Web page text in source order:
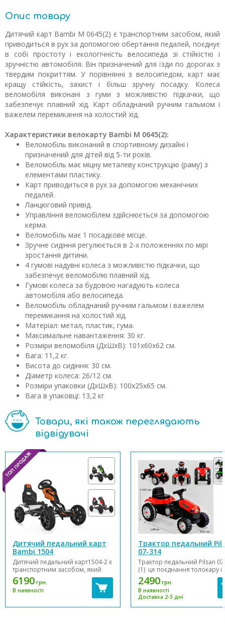
Опис товару
Дитячий карт Bambi M 0645(2) є транспортним засобом, який
приводиться в рух за допомогою обертання педалей, поєднує
в собі простоту і екологічність велосипеда зі стійкістю і
зручністю автомобіля. Він призначений для їзди по дорогах з
твердим покриттям. У порівнянні з велосипедом, карт має
кращу стійкість, захист і більш зручну посадку. Колеса
веломобіля виконані з гуми з можливістю підкачки, що
забезпечує плавний хід. Карт обладнаний ручним гальмом і
важелем перемикання на холостий хід.
Характеристики велокарту Bambi M 0645(2):
Веломобіль виконаний в спортивному дизайні і
призначений для дітей від 5-ти років.
Веломобіль має міцну металеву конструкцію (раму) з
елементами пластику.
Карт приводиться в рух за допомогою механічних
педалей.
Ланцюговий привід.
Управління веломобілем здійснюється за допомогою
керма.
Веломобіль має 1 посадкове місце.
Зручне сидіння регулюється в 2-х положеннях по мірі
зростання дитини.
4 гумові надувні колеса з можливістю підкачки, що
забезпечує веломобілю плавний хід.
Гумові колеса за будовою нагадують колеса
автомобіля або велосипеда.
Веломобіль обладнаний ручним гальмом і важелем
перемикання на холостий хід.
Матеріал: метал, пластик, гума.
Максимальне навантаження: 30 кг.
Розміри веломобіля (ДхШхВ): 101х60х62 см.
Вага: 11,2 кг.
Висота до сидіння: 30 см.
Діаметр колеса: 26/12 см.
Розміри упаковки (ДхШхВ): 100х25х65 см.
Вага в упаковці: 13,2 кг
Товари, які також переглядають
відвідувачі
Дитячий педальний карт
Bambi 1504
Дитячий педальний карт1504-2 є
транспортним засобом, який
приводиться в рух за допомогою
обертання педалей, поєднує в
собі простоту і екологічність
зручністю автомобіля. Він
6190 грн.
В наявності
Трактор педальний
07-314
Трактор педальний Pilsan
(1) це поєднання толокару і
велосипеда. Дитина може
крутити педалі й управляти
трактором за допомогою
Задні колеса з
пластику з прогумованими
2490 грн.
В наявності
Доставка 2-3 дні